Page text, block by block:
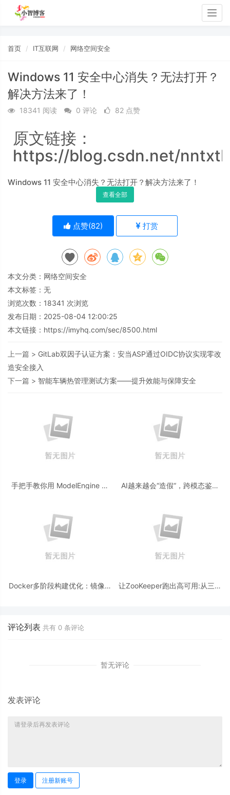
首页 IT互联网 网络空间安全
Windows 11 安全中心消失？无法打开？
解决方法来了！
18341 阅读 0 评论 82 点赞
原文链接：
https://blog.csdn.net/
Windows 11 安全中心消失？无法打开？解决方法来了！
查看全部
点赞(82) 打赏
本文分类： 网络空间安全
本文标签：无
浏览次数： 18341 次浏览
发布日期：2025-08-04 12:00:25
本文链接： https://imyhq.com/sec/8500.html
上一篇 > GitLab双因子认证方案：安当ASP通过OIDC协议实现零改
造安全接入
下一篇 > 智能车辆热管理测试方案——提升效能与保障安全
手把手教你用 ModelEngine 打
AI越来越会“造假“，跨模态鉴伪
Docker多阶段构建优化：镜像体
让ZooKeeper跑出高可用:从三节
评论列表 共有 0 条评论
暂无评论
发表评论
登录 注册新账号